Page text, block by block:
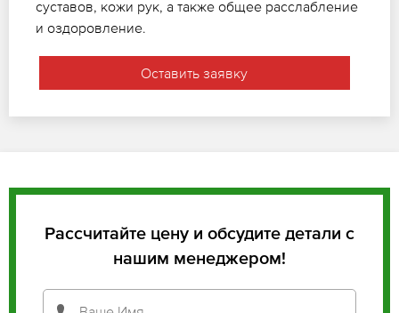
суставов, кожи рук, а также общее расслабление
и оздоровление.
Оставить заявку
Рассчитайте цену и обсудите детали с
нашим менеджером!